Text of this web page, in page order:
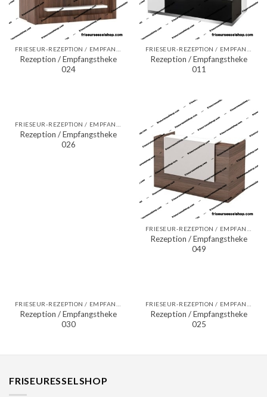
Rezeption / Empfangstheke
024
Rezeption / Empfangstheke
011
FRIESEUR-REZEPTION / EMPFANGSTHEKEN
Rezeption / Empfangstheke
026
Rezeption / Empfangstheke
049
Rezeption / Empfangstheke
030
Rezeption / Empfangstheke
025
FRISEURESSELSHOP